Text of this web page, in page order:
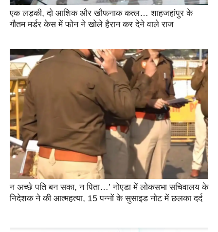
एक लड़की, दो आशिक और खौफनाक कत्ल… शाहजहांपुर के
गौतम मर्डर केस में फोन ने खोले हैरान कर देने वाले राज
न अच्छे पति बन सका, न पिता…’ नोएडा में लोकसभा सचिवालय के
निदेशक ने की आत्महत्या, 15 पन्नों के सुसाइड नोट में छलका दर्द